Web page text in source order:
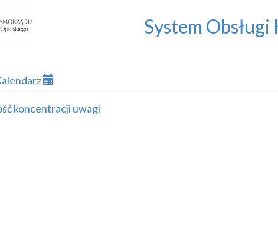
System
koncentracji uwagi